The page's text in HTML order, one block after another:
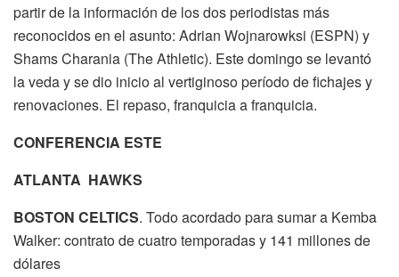
partir de la información de los dos periodistas más
reconocidos en el asunto: Adrian Wojnarowksi (ESPN) y
Shams Charania (The Athletic). Este domingo se levantó
la veda y se dio inicio al vertiginoso período de fichajes y
renovaciones. El repaso, franquicia a franquicia.
CONFERENCIA ESTE
ATLANTA HAWKS
BOSTON CELTICS. Todo acordado para sumar a Kemba
Walker: contrato de cuatro temporadas y 141 millones de
dólares